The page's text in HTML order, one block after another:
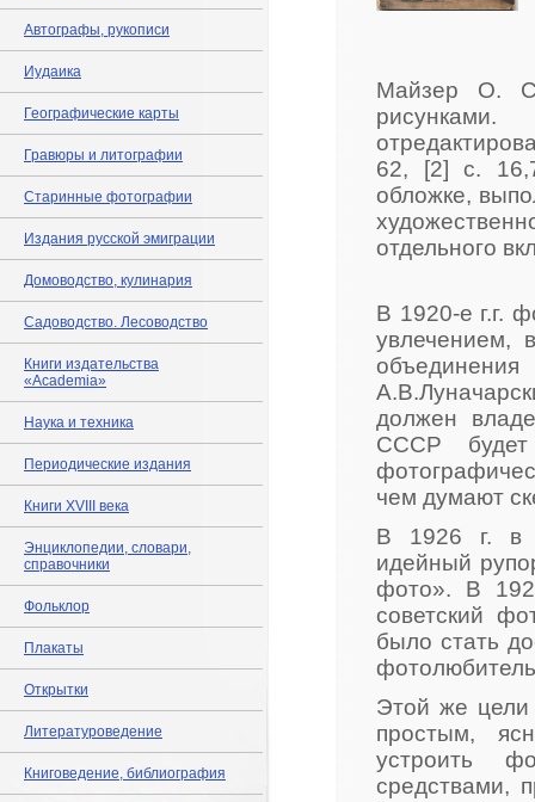
Автографы, рукописи
Иудаика
Географические карты
Гравюры и литографии
Старинные фотографии
Издания русской эмиграции
Домоводство, кулинария
Садоводство. Лесоводство
Книги издательства
«Academia»
Наука и техника
Периодические издания
Книги XVIII века
Энциклопедии, словари,
справочники
Фольклор
Плакаты
Открытки
Литературоведение
Книговедение, библиография
Майзер О.
62, [2] с.
обложке,
отдельного
В 1920-е г.г.
увлечением,
должен
СССР
чем думают
В 1926 г. в
идейный
фото». В
советский
было стать
Этой же цели
простым,
устроить
средствами,